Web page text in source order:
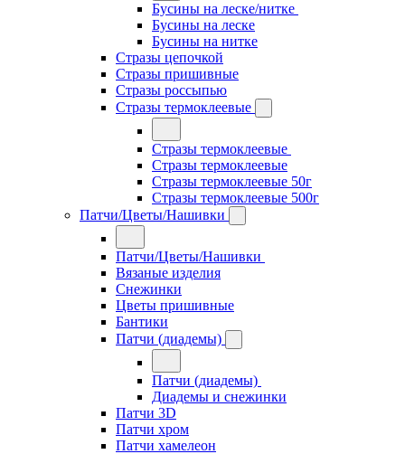
Бусины на леске/нитке
Бусины на леске
Бусины на нитке
Стразы цепочкой
Стразы пришивные
Стразы россыпью
Стразы термоклеевые
Стразы термоклеевые
Стразы термоклеевые
Стразы термоклеевые 50г
Стразы термоклеевые 500г
Патчи/Цветы/Нашивки
Патчи/Цветы/Нашивки
Вязаные изделия
Снежинки
Цветы пришивные
Бантики
Патчи (диадемы)
Патчи (диадемы)
Диадемы и снежинки
Патчи 3D
Патчи хром
Патчи хамелеон